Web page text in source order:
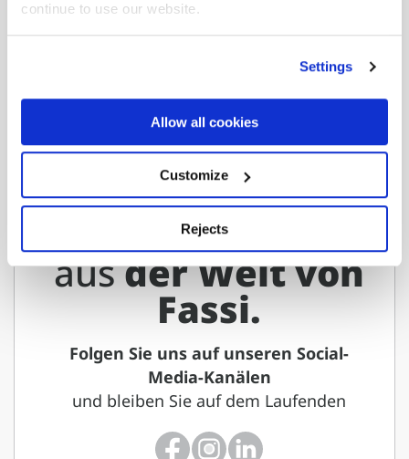
continue to use our website.
Settings
Allow all cookies
Customize
Rejects
Innovation,
Anwendungen und
reale Lösungen
ausder Welt von
Fassi.
Folgen Sie uns auf unseren Social-
Media-Kanälen
und bleiben Sie auf dem Laufenden